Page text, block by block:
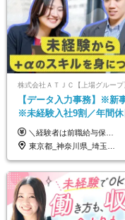
株式会社ＡＴＪＣ【上場グループ
【データ入力事務】※新
※未経験入社9割／年間休
124日／月 残業13h／土日
み／給与改定年2回
＼経験者は前職給与保証！／ 月給23万円～33万円＋各種手当 ☆給与改定年2回あり！ ※上記金額には固定残業代（31,081円～44,595円／20時間分）を含みます。 ※超過分は別途支給します。 ★試用期間：6ヶ月 未経験の場合、試用期間中は月給21万円（固定残業代12,353円／8時間分）となります。ただし、2026年7月1日以降は給与改定に伴い、試用期間の途中であっても、月給230,000円（固定残業代31,081円／20時間分）を適用します。 ※超過分は別途支給します。
東京都_神奈川県_埼玉県_千葉県